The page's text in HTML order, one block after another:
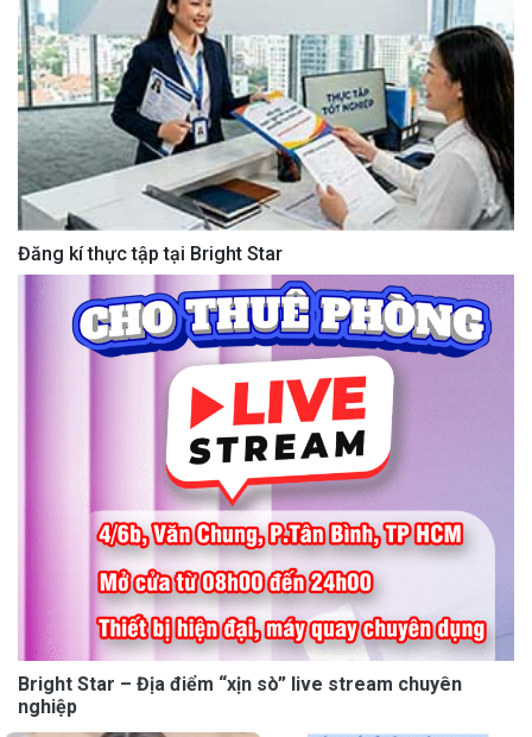
Đăng kí thực tập tại Bright Star
Bright Star – Địa điểm “xịn sò” live stream chuyên
nghiệp